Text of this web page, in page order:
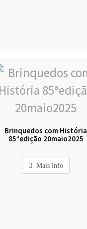
Brinquedos com História
85ªedição 20maio2025
Mais info